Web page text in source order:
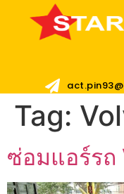
Tag:
ซ่อมแอร์รถ